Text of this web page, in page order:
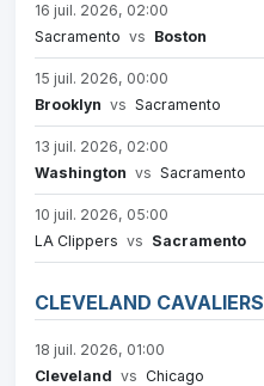
16 juil. 2026, 02:00
Sacramento vs Boston
15 juil. 2026, 00:00
Brooklyn vs Sacramento
13 juil. 2026, 02:00
Washington vs Sacramento
10 juil. 2026, 05:00
LA Clippers vs Sacramento
CLEVELAND CAVALIERS
18 juil. 2026, 01:00
Cleveland vs Chicago